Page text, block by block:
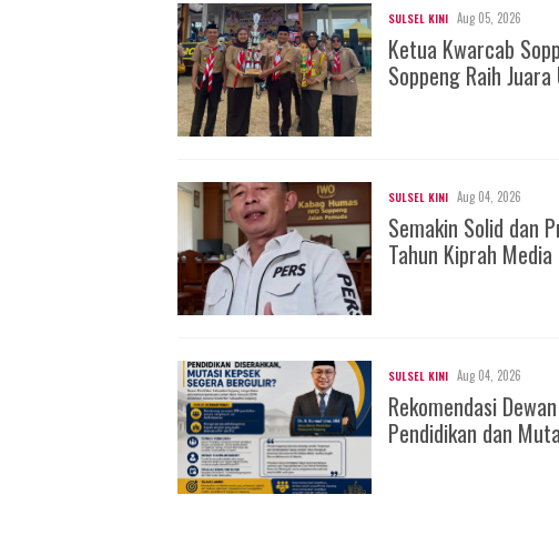
SULSEL KINI Aug 05, 2026
Ketua Kwarcab
Soppeng Raih
SULSEL KINI Aug 04, 2026
Semakin Solid dan
Tahun Kiprah
SULSEL KINI Aug 04, 2026
Rekomendasi
Pendidikan dan